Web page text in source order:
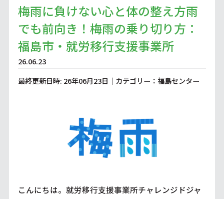
梅雨に負けない心と体の整え方雨
でも前向き！梅雨の乗り切り方：
福島市・就労移行支援事業所
26.06.23
最終更新日時: 26年06月23日｜カテゴリー：福島センター
こんにちは。就労移行支援事業所チャレンジドジャ